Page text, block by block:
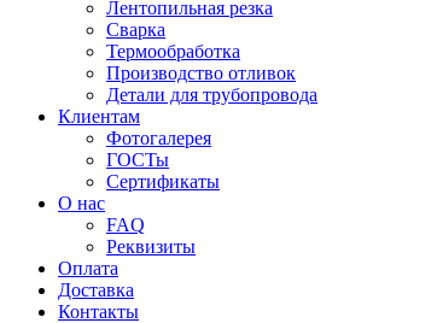
Лентопильная резка
Сварка
Термообработка
Производство отливок
Детали для трубопровода
Клиентам
Фотогалерея
ГОСТы
Сертификаты
О нас
FAQ
Реквизиты
Оплата
Доставка
Контакты